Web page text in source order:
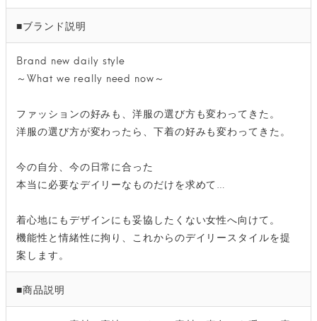
■ブランド説明
Brand new daily style
～What we really need now～
ファッションの好みも、洋服の選び方も変わってきた。
洋服の選び方が変わったら、下着の好みも変わってきた。
今の自分、今の日常に合った
本当に必要なデイリーなものだけを求めて…
着心地にもデザインにも妥協したくない女性へ向けて。
機能性と情緒性に拘り、これからのデイリースタイルを提
案します。
■商品説明